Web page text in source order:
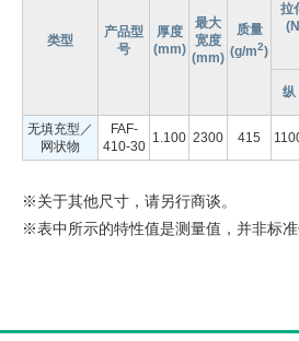
类型
产品型
号
厚度
(mm)
最大
宽度
(mm)
质量
(g/m2)
拉
纵
无填充型／
网状物
FAF-
410-30
1.100 2300 415
※关于其他尺寸，请另行商谈。
※表中所示的特性值是测量值，并非标准